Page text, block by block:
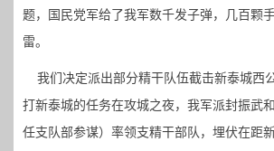
题，国民党军给了我军数千发子弹，几百颗
雷。
我们决定派出部分精干队伍截击新泰城西
打新泰城的任务在攻城之夜，我军派封振武
任支队部参谋）率领支精干部队，埋伏在距